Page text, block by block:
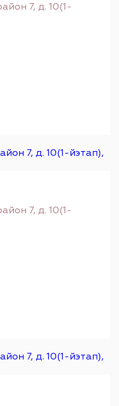
7, д. 10(1-
7, д. 10(1-